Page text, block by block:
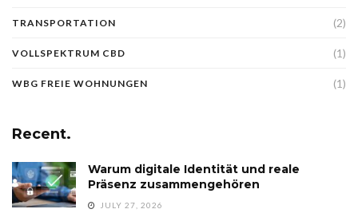
TRANSPORTATION (2)
VOLLSPEKTRUM CBD (1)
WBG FREIE WOHNUNGEN (1)
Recent.
Warum digitale Identität und reale
Präsenz zusammengehören
JULY 27, 2026